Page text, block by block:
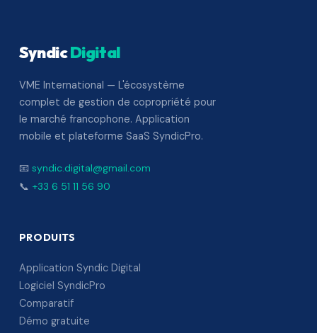
SyndicDigital
VME International — L'écosystème
complet de gestion de copropriété pour
le marché francophone. Application
mobile et plateforme SaaS SyndicPro.
📧 syndic.digital@gmail.com
📞 +33 6 51 11 56 90
PRODUITS
Application Syndic Digital
Logiciel SyndicPro
Comparatif
Démo gratuite